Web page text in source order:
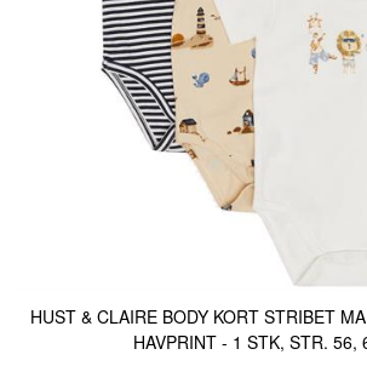
HUST & CLAIRE BODY KORT STRIBET
HAVPRINT - 1 STK, STR. 56,